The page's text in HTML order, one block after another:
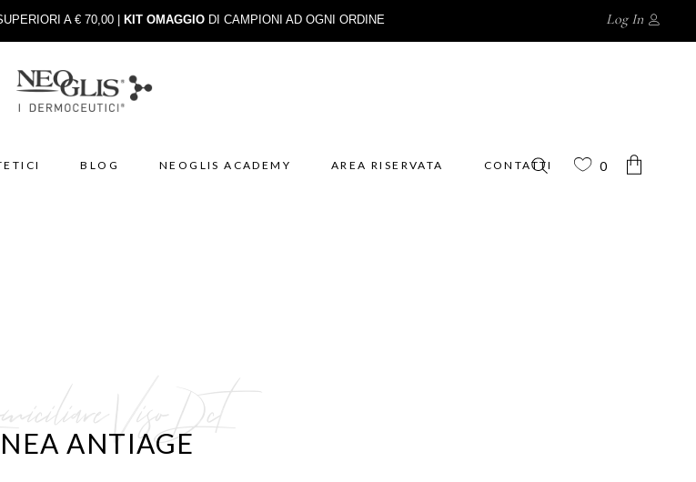
A € 70,00 | KIT OMAGGIO DI CAMPIONI AD OGNI ORDINE Log In
BLOG NEOGLIS ACADEMY AREA RISERVATA CONTATTI 0
Viso Dct
ANTIAGE